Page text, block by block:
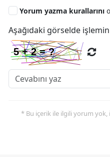
Yorum yazma kurallarını
Aşağıdaki görselde
* Bu içerik ile ilgili yorum yok,